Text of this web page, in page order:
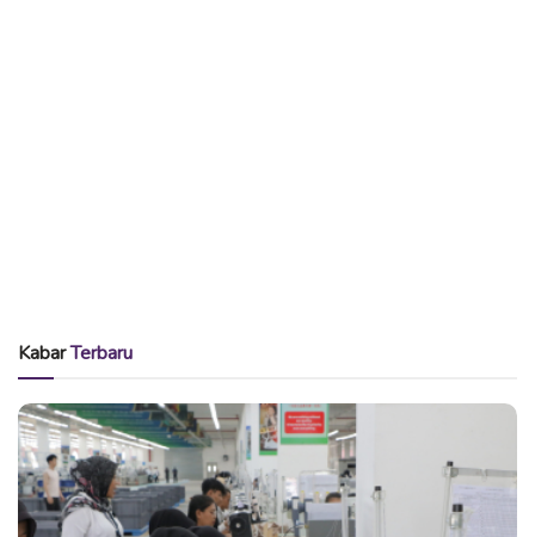
KabarTerbaru